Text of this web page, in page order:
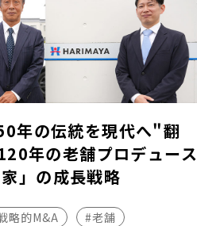
年の伝統を現代へ"翻
年の老舗プロデュース
」の成長戦略
略的M&A
#老舗